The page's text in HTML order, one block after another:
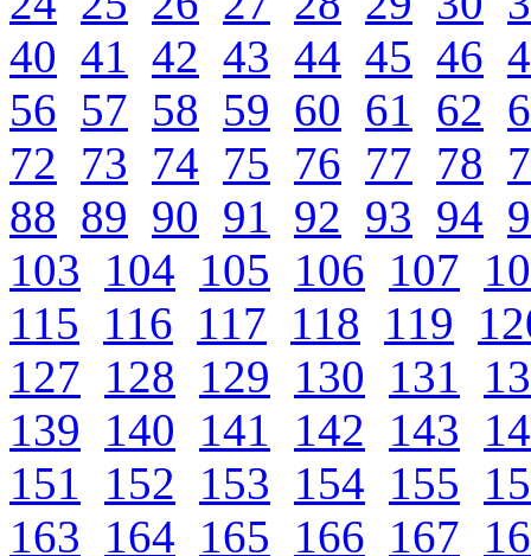
40 41 42 43 44 45 46
56 57 58 59 60 61 62
72 73 74 75 76 77 78
88 89 90 91 92 93 94
103 104 105 106 107
115 116 117 118 119
127 128 129 130 131
139 140 141 142 143
151
152 153 154 155
163 164 165 166 167